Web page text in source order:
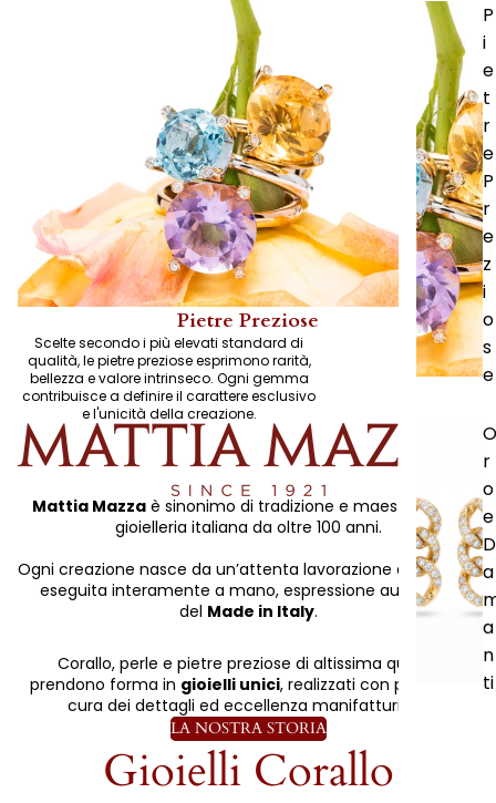
P
i
e
t
r
e
P
r
e
z
i
o
s
e
O
r
o
e
a
a
n
ti
Pietre Preziose
Scelte secondo i più elevati standard di
qualità, le pietre preziose esprimono rarità,
bellezza e valore intrinseco. Ogni gemma
contribuisce a definire il carattere esclusivo
e l'unicità della creazione.
Mattia Mazza è sinonimo di tradizione e maestria nella
gioielleria italiana da oltre 100 anni.
Ogni creazione nasce da un’attenta lavorazione artigianale
eseguita interamente a mano, espressione autentica
del Made in Italy.
Corallo, perle e pietre preziose di altissima qualità
prendono forma in gioielli unici, realizzati con passione,
cura dei dettagli ed eccellenza manifatturiera.
LA NOSTRA STORIA
Gioielli Corallo